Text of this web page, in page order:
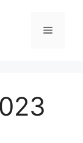
Menu